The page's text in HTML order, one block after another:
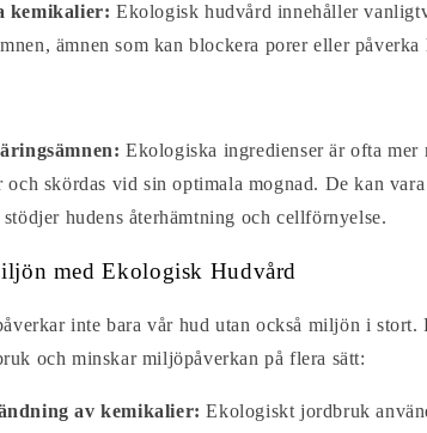
kemikalier: Ekologisk hudvård innehåller
ämnen som kan blockera porer eller
Ekologiska ingredienser är ofta
skördas vid sin optimala mognad. De kan
hudens återhämtning och cellförnyelse.
med Ekologisk Hudvård
inte bara vår hud utan också miljön i stort.
och minskar miljöpåverkan på flera sätt:
av kemikalier: Ekologiskt jordbruk